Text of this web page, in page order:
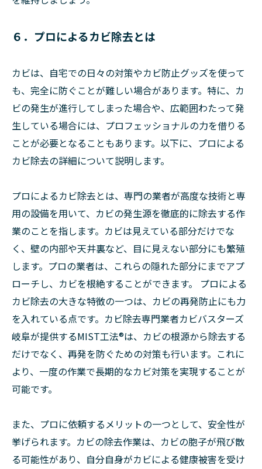
６．プロによるカビ除去とは
カビは、自宅での日々の対策やカビ防止グッズを使って
も、完全に防ぐことが難しい場合があります。特に、カ
ビの発生が進行してしまった場合や、広範囲わたって発
生している場合には、プロフェッショナルの力を借りる
ことが必要となることもあります。以下に、プロによる
カビ除去の詳細について説明します。
プロによるカビ除去とは、専門の業者が高度な技術と専
用の設備を用いて、カビの発生源を徹底的に除去する作
業のことを指します。カビは見えている部分だけでな
く、壁の内部や天井裏など、目に見えない部分にも繁殖
します。プロの業者は、これらの隠れた部分にまでアプ
ローチし、カビを根絶することができます。 プロによる
カビ除去の大きな特徴の一つは、カビの再発防止にも力
を入れている点です。カビ除去専門業者カビバスターズ
岐阜が提供するMIST工法®は、カビの根源から除去する
だけでなく、再発を防ぐための対策も行います。これに
より、一度の作業で長期的なカビ対策を実現することが
可能です。
また、プロに依頼するメリットの一つとして、安全性が
挙げられます。カビの除去作業は、カビの胞子が飛び散
る可能性があり、自分自身がカビによる健康被害を受け